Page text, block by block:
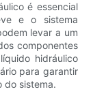
é essencial
e o sistema
levar a um
componentes
hidráulico
para garantir
do sistema.